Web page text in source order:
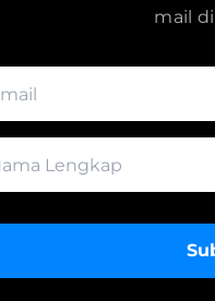
mail